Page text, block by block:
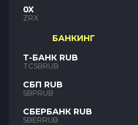
0X
ZRX
БАНКИНГ
Т-БАНК RUB
TCSBRUB
СБП RUB
SBPRUB
СБЕРБАНК RUB
SBERRUB